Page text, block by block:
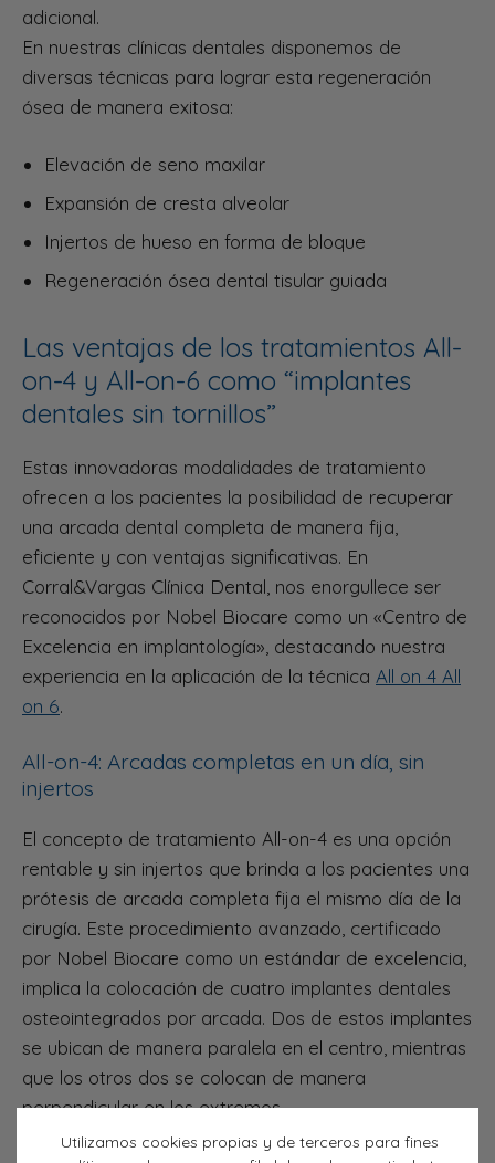
adicional.
En nuestras clínicas dentales disponemos de
diversas técnicas para lograr esta regeneración
ósea de manera exitosa:
Elevación de seno maxilar
Expansión de cresta alveolar
Injertos de hueso en forma de bloque
Regeneración ósea dental tisular guiada
Las ventajas de los tratamientos All-
on-4 y All-on-6 como “implantes
dentales sin tornillos”
Estas innovadoras modalidades de tratamiento
ofrecen a los pacientes la posibilidad de recuperar
una arcada dental completa de manera fija,
eficiente y con ventajas significativas. En
Corral&Vargas Clínica Dental, nos enorgullece ser
reconocidos por Nobel Biocare como un «Centro de
Excelencia en implantología», destacando nuestra
experiencia en la aplicación de la técnica All on 4 All
on 6.
All-on-4: Arcadas completas en un día, sin
injertos
El concepto de tratamiento All-on-4 es una opción
rentable y sin injertos que brinda a los pacientes una
prótesis de arcada completa fija el mismo día de la
cirugía. Este procedimiento avanzado, certificado
por Nobel Biocare como un estándar de excelencia,
implica la colocación de cuatro implantes dentales
osteointegrados por arcada. Dos de estos implantes
se ubican de manera paralela en el centro, mientras
que los otros dos se colocan de manera
perpendicular en los extremos.
Utilizamos cookies propias y de terceros para fines